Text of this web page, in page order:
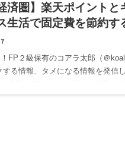
済圏】楽天ポイントと
生活で固定費を節約す
FP２級保有のコアラ太郎（＠
する情報、タメになる情報を発信